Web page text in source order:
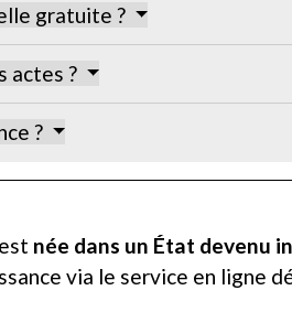
gratuite ?
actes ?
?
née dans un État devenu
via le service en ligne